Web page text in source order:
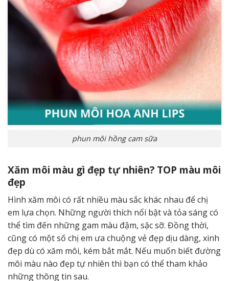
phun môi hồng cam sữa
Xăm môi màu gì đẹp tự nhiên? TOP màu môi
đẹp
Hình xăm môi có rất nhiều màu sắc khác nhau để chị
em lựa chọn. Những người thích nổi bật và tỏa sáng có
thể tìm đến những gam màu đậm, sặc sỡ. Đồng thời,
cũng có một số chị em ưa chuộng vẻ đẹp dịu dàng, xinh
đẹp dù có xăm môi, kém bắt mắt. Nếu muốn biết đường
môi màu nào đẹp tự nhiên thì bạn có thể tham khảo
những thông tin sau.